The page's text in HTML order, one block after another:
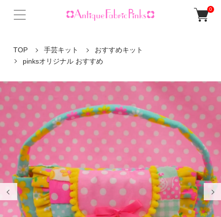
0
TOP 手芸キット
おすすめキット
pinksオリジナル おすすめ